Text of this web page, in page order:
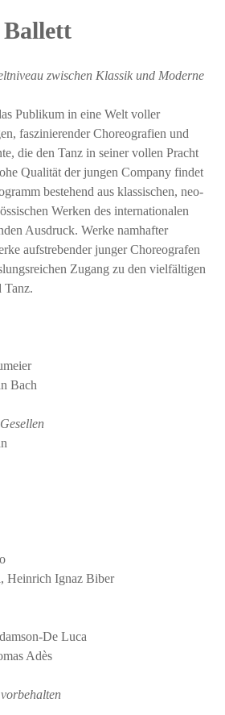
Ballett
zwischen Klassik und Moderne
Publikum in eine Welt voller
faszinierender Choreografien und
die den Tanz in seiner vollen Pracht
Qualität der jungen Company findet
bestehend aus klassischen, neo-
Werken des internationalen
Ausdruck. Werke namhafter
aufstrebender junger Choreografen
Zugang zu den vielfältigen
Tanz.
Bach
Heinrich Ignaz Biber
De Luca
Adès